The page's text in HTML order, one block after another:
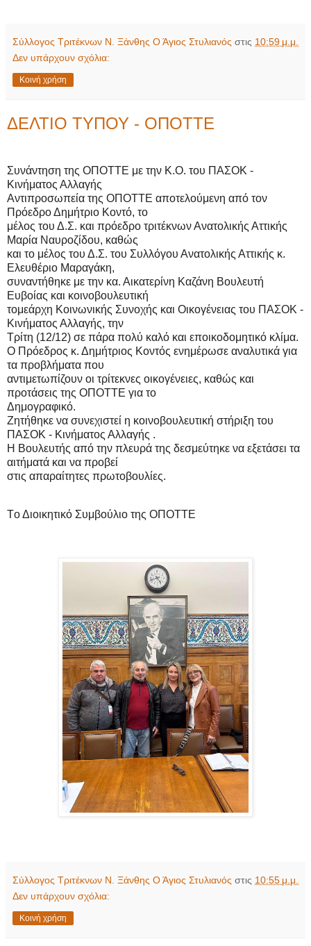
Σύλλογος Τριτέκνων Ν. Ξάνθης Ο Άγιος Στυλιανός στις 10:59 μ.μ.
Δεν υπάρχουν σχόλια:
Κοινή χρήση
ΔΕΛΤΙΟ ΤΥΠΟΥ - ΟΠΟΤΤΕ
Συνάντηση της ΟΠΟΤΤΕ με την Κ.Ο. του ΠΑΣΟΚ -
Κινήματος Αλλαγής
Αντιπροσωπεία της ΟΠΟΤΤΕ αποτελούμενη από τον
Πρόεδρο Δημήτριο Κοντό, το
μέλος του Δ.Σ. και πρόεδρο τριτέκνων Ανατολικής Αττικής
Μαρία Ναυροζίδου, καθώς
και το μέλος του Δ.Σ. του Συλλόγου Ανατολικής Αττικής κ.
Ελευθέριο Μαραγάκη,
συναντήθηκε με την κα. Αικατερίνη Καζάνη Βουλευτή
Ευβοίας και κοινοβουλευτική
τομεάρχη Κοινωνικής Συνοχής και Οικογένειας του ΠΑΣΟΚ -
Κινήματος Αλλαγής, την
Τρίτη (12/12) σε πάρα πολύ καλό και εποικοδομητικό κλίμα.
Ο Πρόεδρος κ. Δημήτριος Κοντός ενημέρωσε αναλυτικά για
τα προβλήματα που
αντιμετωπίζουν οι τρίτεκνες οικογένειες, καθώς και
προτάσεις της ΟΠΟΤΤΕ για το
Δημογραφικό.
Ζητήθηκε να συνεχιστεί η κοινοβουλευτική στήριξη του
ΠΑΣΟΚ - Κινήματος Αλλαγής .
Η Βουλευτής από την πλευρά της δεσμεύτηκε να εξετάσει τα
αιτήματά και να προβεί
στις απαραίτητες πρωτοβουλίες.
Tο Διοικητικό Συμβούλιο της ΟΠΟΤΤΕ
Σύλλογος Τριτέκνων Ν. Ξάνθης Ο Άγιος Στυλιανός στις 10:55 μ.μ.
Δεν υπάρχουν σχόλια:
Κοινή χρήση